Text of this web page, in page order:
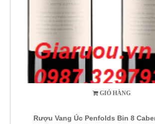
GIỎ HÀNG
Rượu Vang Úc Penfolds Bin 8